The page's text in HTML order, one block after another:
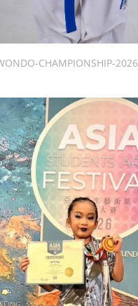
CHAMPIONSHIP-2026